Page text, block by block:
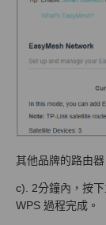
其他品牌的路由
c). 2分鐘內，按
WPS 過程完成。